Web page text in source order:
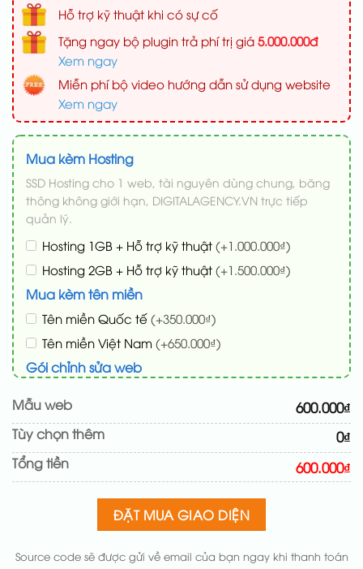
Hỗ trợ kỹ thuật khi có sự cố
Tặng ngay bộ plugin trả phí trị giá 5.000.000đ
Xem ngay
Miễn phí bộ video hướng dẫn sử dụng website
Xem ngay
Mua kèm Hosting
SSD Hosting cho 1 web, tài nguyên dùng chung, băng
thông không giới hạn, DIGITALAGENCY.VN trực tiếp
quản lý.
Hosting 1GB + Hỗ trợ kỹ thuật (+1.000.000₫)
Hosting 2GB + Hỗ trợ kỹ thuật (+1.500.000₫)
Mua kèm tên miền
Tên miền Quốc tế (+350.000₫)
Tên miền Việt Nam (+650.000₫)
Gói chỉnh sửa web
Thay logo + thông tin doanh nghiệp
(+50.000₫)
Đổi màu chủ đạo theo tông của logo
Sửa danh mục và sắp xếp lại đề mục menu cho
chuẩn(+200.000₫)
Thay đổi bố cục trang chủ (đơn giản)
Thêm các nút liên hệ nhanh(+50.000₫)
Mẫu web 600.000₫
Tùy chọn thêm 0₫
Tổng tiền 600.000₫
ĐẶT MUA GIAO DIỆN
Source code sẽ được gửi về email của bạn ngay khi thanh toán